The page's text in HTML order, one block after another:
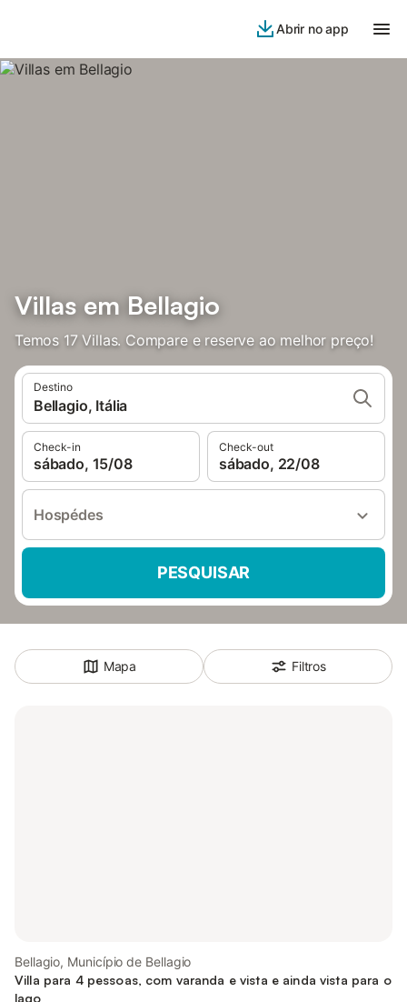
Abrir no app
Villas em Bellagio
Temos 17 Villas. Compare e reserve ao melhor preço!
Destino
Bellagio, Itália
Check-in
sábado, 15/08
Check-out
sábado, 22/08
Hospédes
PESQUISAR
Mapa Filtros
Bellagio, Município de Bellagio
Villa para 4 pessoas, com varanda e vista e ainda vista para o
lago